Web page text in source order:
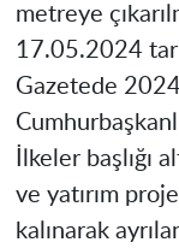
metreye
17.05.2024
Gazetede
İlkeler başlığı
ve yatırım
kalınarak